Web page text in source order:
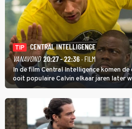
TIP
CENTRAL INTELLIGENCE
VANAVOND 20:27 - 22:36· FILM
In de film Central Intelligence komen
ooit populaire Calvin elkaar jaren later
inmiddels supergespierd en werkzaam
goed kan gebruiken.